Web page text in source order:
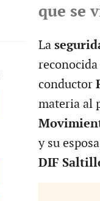
que se
La
conductor
materia al
y su
DIF